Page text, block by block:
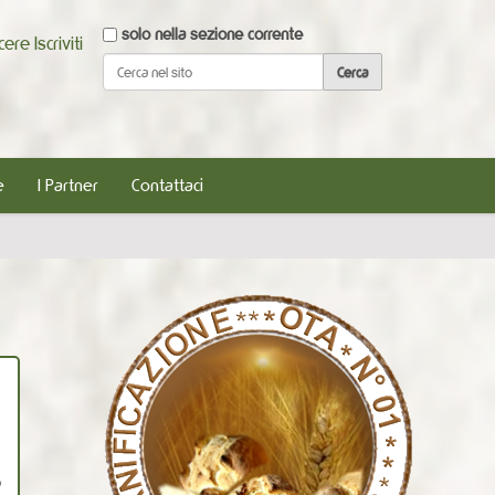
Cerca nel sito
solo nella sezione corrente
Iscriviti
I Partner Contattaci